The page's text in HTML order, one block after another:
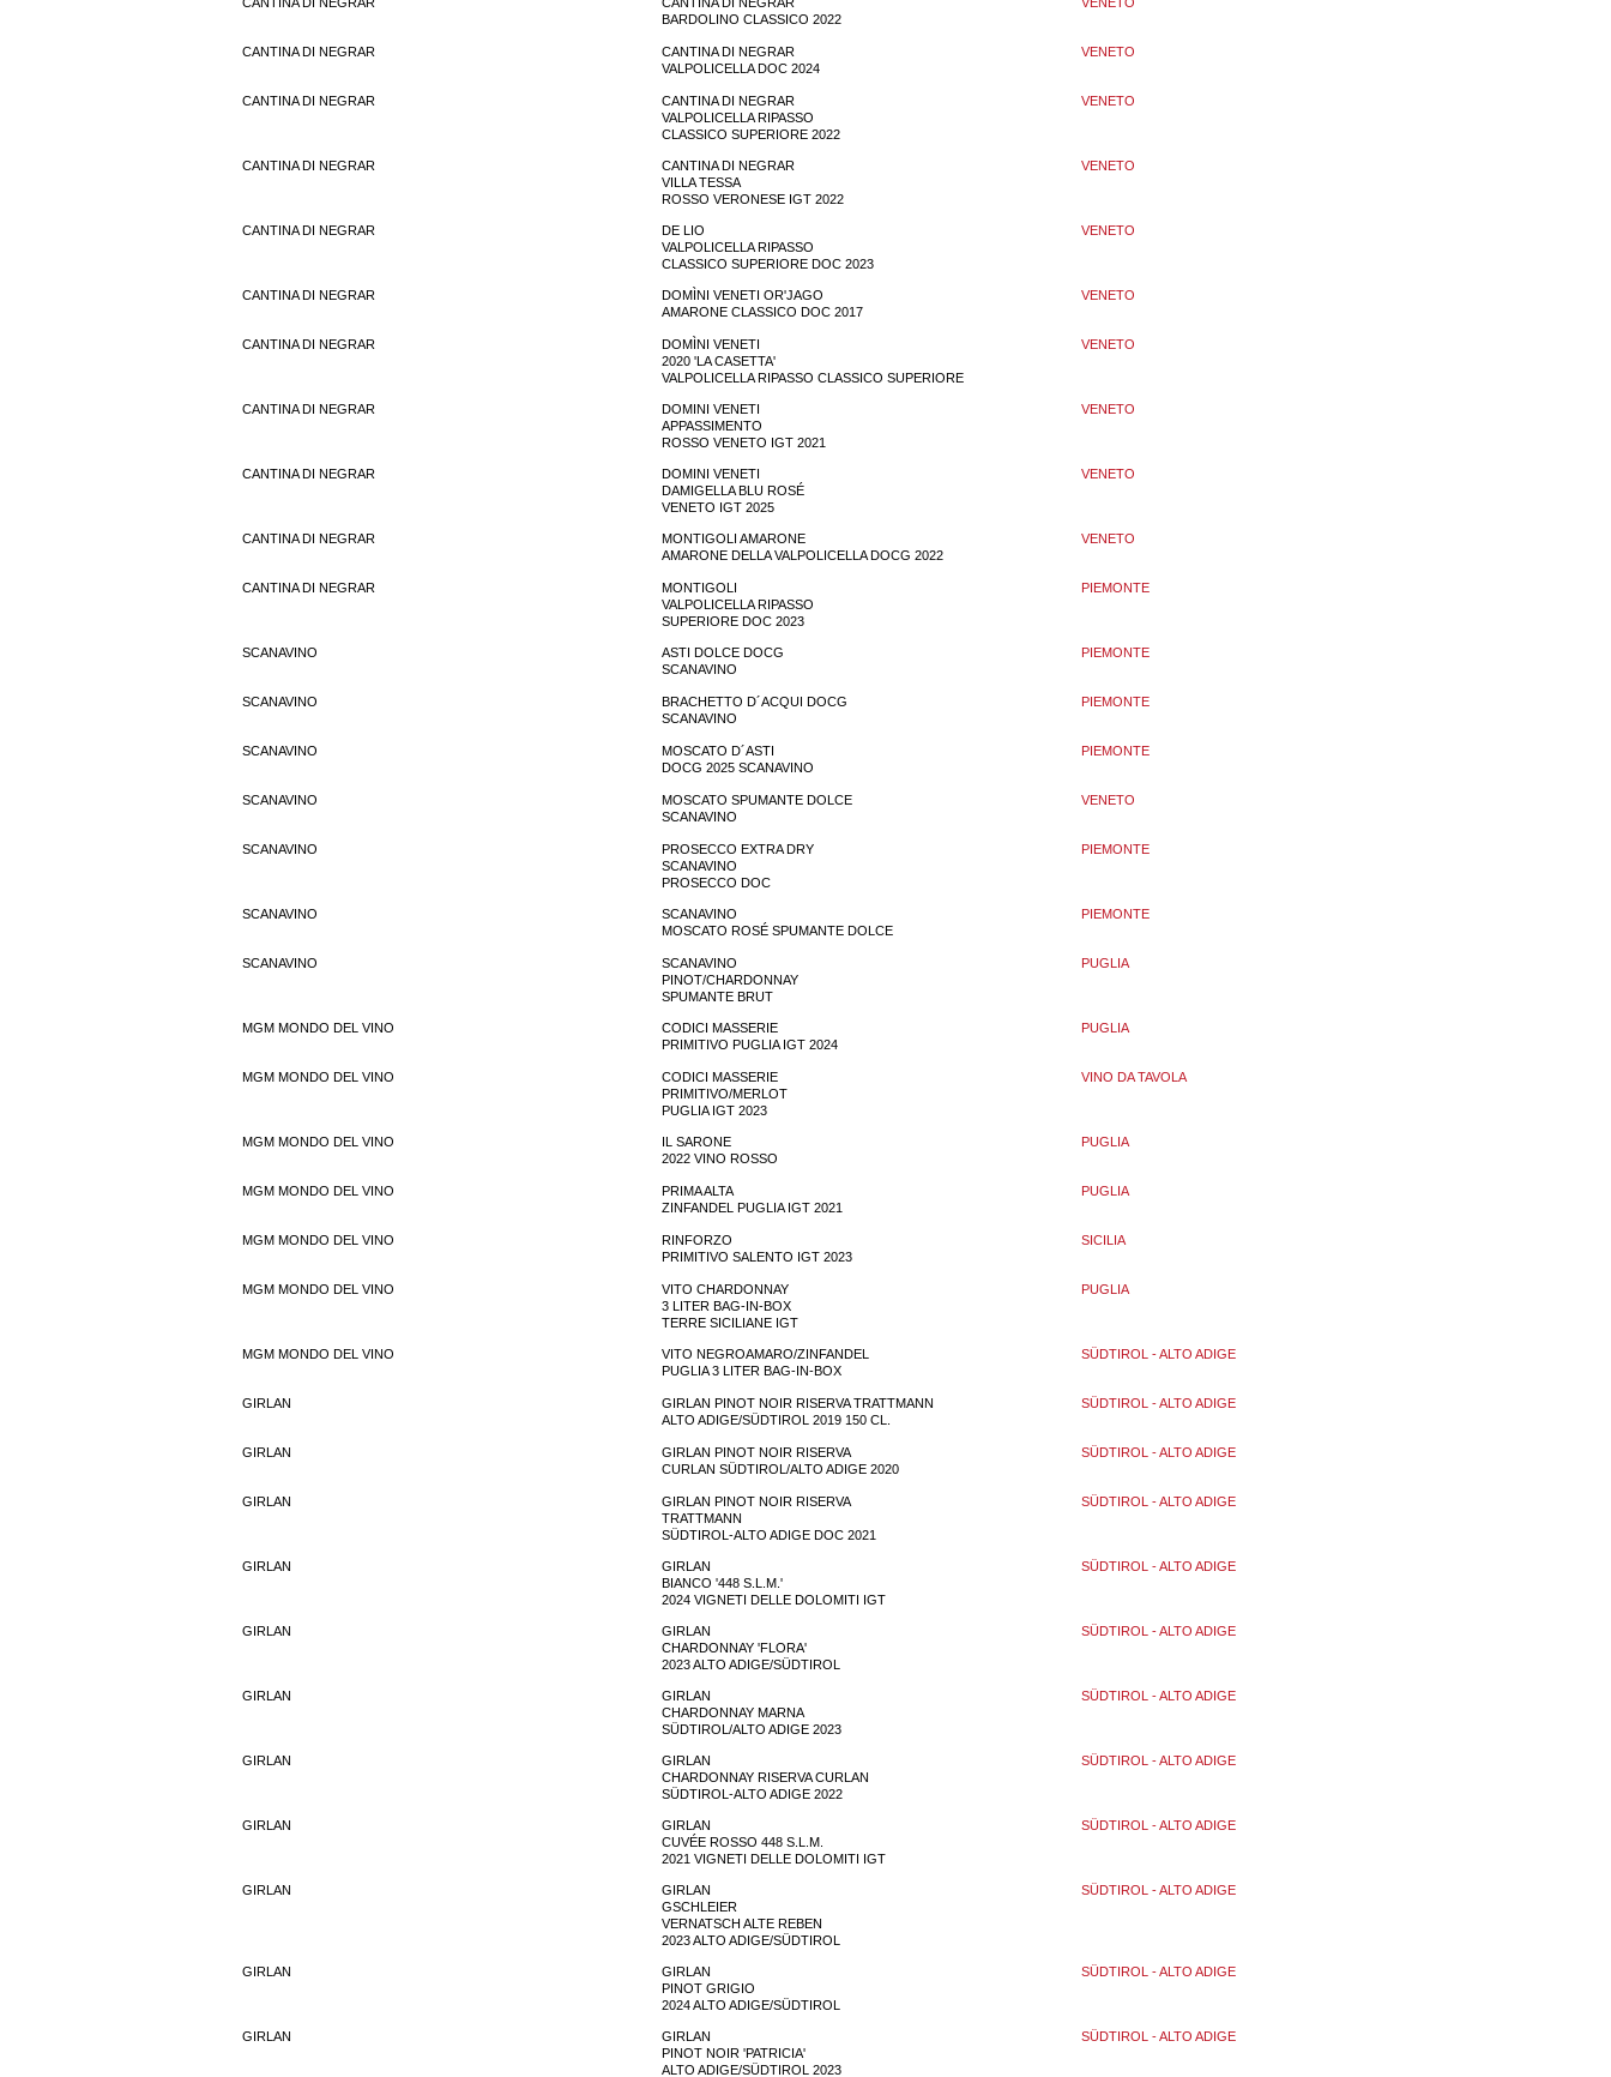
BARDOLINO CLASSICO 2022
CANTINA DI NEGRAR
CANTINA DI NEGRAR
VALPOLICELLA DOC 2024
VENETO
CANTINA DI NEGRAR
CANTINA DI NEGRAR
VALPOLICELLA RIPASSO
CLASSICO SUPERIORE 2022
VENETO
CANTINA DI NEGRAR
CANTINA DI NEGRAR
VILLA TESSA
ROSSO VERONESE IGT 2022
VENETO
CANTINA DI NEGRAR
DE LIO
VALPOLICELLA RIPASSO
CLASSICO SUPERIORE DOC 2023
VENETO
CANTINA DI NEGRAR
DOMÌNI VENETI OR'JAGO
AMARONE CLASSICO DOC 2017
VENETO
CANTINA DI NEGRAR
DOMÌNI VENETI
2020 'LA CASETTA'
VALPOLICELLA RIPASSO CLASSICO SUPERIORE
VENETO
CANTINA DI NEGRAR
DOMINI VENETI
APPASSIMENTO
ROSSO VENETO IGT 2021
VENETO
CANTINA DI NEGRAR
DOMINI VENETI
DAMIGELLA BLU ROSÉ
VENETO IGT 2025
VENETO
CANTINA DI NEGRAR
MONTIGOLI AMARONE
AMARONE DELLA VALPOLICELLA DOCG 2022
VENETO
CANTINA DI NEGRAR
MONTIGOLI
VALPOLICELLA RIPASSO
SUPERIORE DOC 2023
PIEMONTE
SCANAVINO
ASTI DOLCE DOCG
SCANAVINO
PIEMONTE
SCANAVINO
BRACHETTO D´ACQUI DOCG
SCANAVINO
PIEMONTE
SCANAVINO
MOSCATO D´ASTI
DOCG 2025 SCANAVINO
PIEMONTE
SCANAVINO
MOSCATO SPUMANTE DOLCE
SCANAVINO
VENETO
SCANAVINO
PROSECCO EXTRA DRY
SCANAVINO
PROSECCO DOC
PIEMONTE
SCANAVINO
SCANAVINO
MOSCATO ROSÉ SPUMANTE DOLCE
PIEMONTE
SCANAVINO
SCANAVINO
PINOT/CHARDONNAY
SPUMANTE BRUT
PUGLIA
MGM MONDO DEL VINO
CODICI MASSERIE
PRIMITIVO PUGLIA IGT 2024
PUGLIA
MGM MONDO DEL VINO
CODICI MASSERIE
PRIMITIVO/MERLOT
PUGLIA IGT 2023
VINO DA TAVOLA
MGM MONDO DEL VINO
IL SARONE
2022 VINO ROSSO
PUGLIA
MGM MONDO DEL VINO
PRIMA ALTA
ZINFANDEL PUGLIA IGT 2021
PUGLIA
MGM MONDO DEL VINO
RINFORZO
PRIMITIVO SALENTO IGT 2023
SICILIA
MGM MONDO DEL VINO
VITO CHARDONNAY
3 LITER BAG-IN-BOX
TERRE SICILIANE IGT
PUGLIA
MGM MONDO DEL VINO
VITO NEGROAMARO/ZINFANDEL
PUGLIA 3 LITER BAG-IN-BOX
SÜDTIROL - ALTO ADIGE
GIRLAN
GIRLAN PINOT NOIR RISERVA TRATTMANN
ALTO ADIGE/SÜDTIROL 2019 150 CL.
SÜDTIROL - ALTO ADIGE
GIRLAN
GIRLAN PINOT NOIR RISERVA
CURLAN SÜDTIROL/ALTO ADIGE 2020
SÜDTIROL - ALTO ADIGE
GIRLAN
GIRLAN PINOT NOIR RISERVA
TRATTMANN
SÜDTIROL-ALTO ADIGE DOC 2021
SÜDTIROL - ALTO ADIGE
GIRLAN
GIRLAN
BIANCO '448 S.L.M.'
2024 VIGNETI DELLE DOLOMITI IGT
SÜDTIROL - ALTO ADIGE
GIRLAN
GIRLAN
CHARDONNAY 'FLORA'
2023 ALTO ADIGE/SÜDTIROL
SÜDTIROL - ALTO ADIGE
GIRLAN
GIRLAN
CHARDONNAY MARNA
SÜDTIROL/ALTO ADIGE 2023
SÜDTIROL - ALTO ADIGE
GIRLAN
GIRLAN
CHARDONNAY RISERVA CURLAN
SÜDTIROL-ALTO ADIGE 2022
SÜDTIROL - ALTO ADIGE
GIRLAN
GIRLAN
CUVÉE ROSSO 448 S.L.M.
2021 VIGNETI DELLE DOLOMITI IGT
SÜDTIROL - ALTO ADIGE
GIRLAN
GIRLAN
GSCHLEIER
VERNATSCH ALTE REBEN
2023 ALTO ADIGE/SÜDTIROL
SÜDTIROL - ALTO ADIGE
GIRLAN
GIRLAN
PINOT GRIGIO
2024 ALTO ADIGE/SÜDTIROL
SÜDTIROL - ALTO ADIGE
GIRLAN
GIRLAN
PINOT NOIR 'PATRICIA'
ALTO ADIGE/SÜDTIROL 2023
SÜDTIROL - ALTO ADIGE